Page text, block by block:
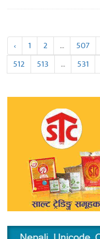
‹ 1 2 ... 507
512
513 ... 531